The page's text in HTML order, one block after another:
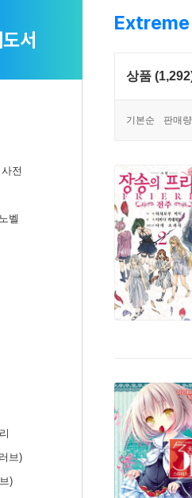
서
전
벨
브)
)
Extreme
상품
기본순 판매